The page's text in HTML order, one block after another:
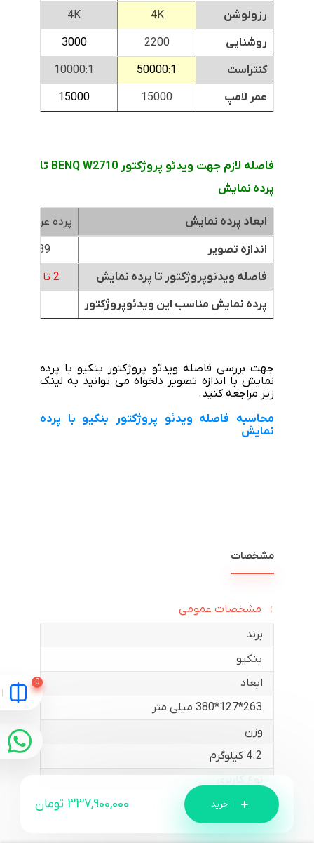
رزولوشن
4K
4K
روشنایی
2200
3000
کنتراست
50000:1
10000:1
عمر لامپ
15000
15000
فاصله لازم جهت ویدئو پروژکتور BENQ W2710 تا
پرده نمایش
ابعاد پرده نمایش
پرده عرض 1.8متر
اندازه تصویر
89 اینچ
فاصله ویدئوپروژکتور تا پرده نمایش
2 تا 2.6 متر
پرده نمایش مناسب این ویدئوپروژکتور
جهت بررسی فاصله ویدئو پروژکتور بنکیو با پرده
نمایش با اندازه تصویر دلخواه می توانید به لینک
زیر مراجعه کنید.
محاسبه فاصله ویدئو پروژکتور بنکیو با پرده
نمایش
مشخصات
مشخصات عمومی
برند
بنکیو
ابعاد
263*127*380 میلی متر
وزن
4.2 کیلوگرم
خانگی
337,900,000 تومان